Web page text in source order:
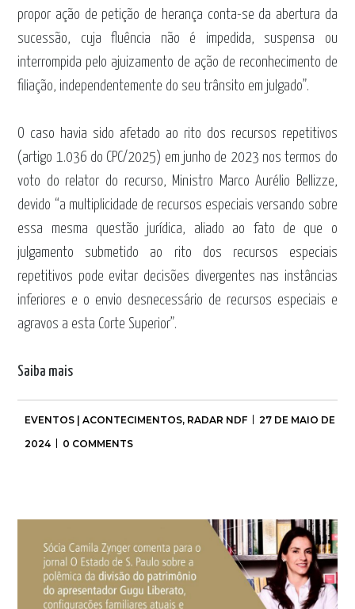
propor ação de petição de herança conta-se da abertura da
sucessão, cuja fluência não é impedida, suspensa ou
interrompida pelo ajuizamento de ação de reconhecimento de
filiação, independentemente do seu trânsito em julgado”.
O caso havia sido afetado ao rito dos recursos repetitivos
(artigo 1.036 do CPC/2025) em junho de 2023 nos termos do
voto do relator do recurso, Ministro Marco Aurélio Bellizze,
devido “a multiplicidade de recursos especiais versando sobre
essa mesma questão jurídica, aliado ao fato de que o
julgamento submetido ao rito dos recursos especiais
repetitivos pode evitar decisões divergentes nas instâncias
inferiores e o envio desnecessário de recursos especiais e
agravos a esta Corte Superior”.
Saiba mais
EVENTOS | ACONTECIMENTOS, RADAR NDF
27 DE MAIO DE
2024
0 COMMENTS